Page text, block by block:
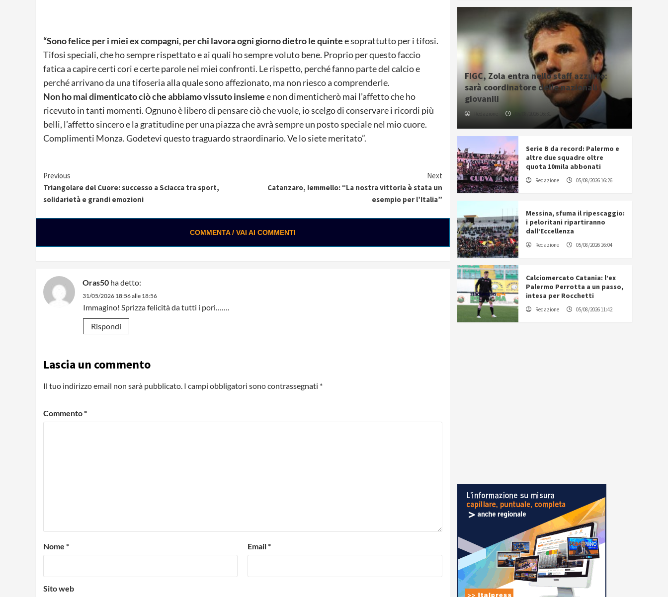
“Sono felice per i miei ex compagni, per chi lavora ogni giorno dietro le quintee soprattutto per i tifosi.
Tifosi speciali, che ho sempre rispettato e ai quali ho sempre voluto bene. Proprio per questo faccio
fatica a capire certi cori e certe parole nei miei confronti. Le rispetto, perché fanno parte del calcio e
perché arrivano da una tifoseria alla quale sono affezionato, ma non riesco a comprenderle.
Non ho mai dimenticato ciò che abbiamo vissuto insiemee non dimenticherò mai l’affetto che ho
ricevuto in tanti momenti. Ognuno è libero di pensare ciò che vuole, io scelgo di conservare i ricordi più
belli, l’affetto sincero e la gratitudine per una piazza che avrà sempre un posto speciale nel mio cuore.
Complimenti Monza. Godetevi questo traguardo straordinario. Ve lo siete meritato”.
Continue
Reading
Previous
Triangolare del Cuore: successo a Sciacca tra sport,
solidarietà e grandi emozioni
Next
Catanzaro, Iemmello: “La nostra vittoria è stata un
esempio per l’Italia”
COMMENTA / VAI AI COMMENTI
Oras50 ha detto:
31/05/2026 18:56 alle 18:56
Immagino! Sprizza felicità da tutti i pori…….
Rispondi
Lascia un commento
Il tuo indirizzo email non sarà pubblicato. I campi obbligatori sono contrassegnati *
Commento*
Nome * Email*
Sito web
FIGC, Zola entra nello staff azzurro:
sarà coordinatore delle nazionali
giovanili
Redazione
Serie B da record: Palermo e
altre due squadre oltre
quota 10mila abbonati
Redazione 05/08/2026 16:26
Messina, sfuma il ripescaggio:
i peloritani ripartiranno
dall’Eccellenza
Redazione 05/08/2026 16:04
Calciomercato Catania: l’ex
Palermo Perrotta a un passo,
intesa per Rocchetti
Redazione 05/08/2026 11:42